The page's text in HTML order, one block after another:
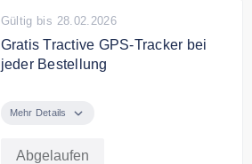
Gültig bis 28.02.2026
Gratis Tractive GPS-Tracker bei
jeder Bestellung
Tracker gratis bei jeder Bestellung.
Mehr Details
Abgelaufen